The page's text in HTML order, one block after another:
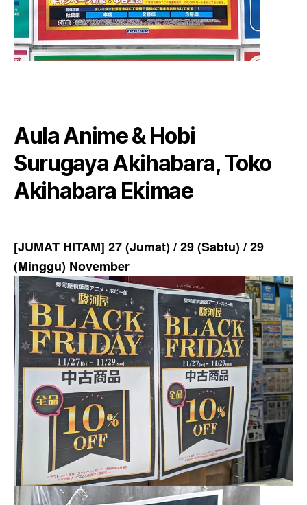
Aula Anime & Hobi
Surugaya Akihabara, Toko
Akihabara Ekimae
[JUMAT HITAM] 27 (Jumat) / 29 (Sabtu) / 29
(Minggu) November